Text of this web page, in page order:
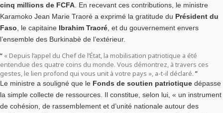
cinq millions de FCFA . En recevant ces contributions, le ministre
Karamoko Jean Marie Traoré a exprimé la gratitude du Président du
Faso , le capitaine Ibrahim Traoré , et du gouvernement envers
l’ensemble des Burkinabè de l’extérieur.
« Depuis l’appel du Chef de l’État, la mobilisation patriotique a été
entendue des quatre coins du monde. Vous démontrez, à travers ces
gestes, le lien profond qui vous unit à votre pays », a-t-il déclaré.
Le ministre a souligné que le Fonds de soutien patriotique dépasse
la simple collecte de ressources. Il constitue, selon lui, « un instrument
de cohésion, de rassemblement et d’unité nationale autour des